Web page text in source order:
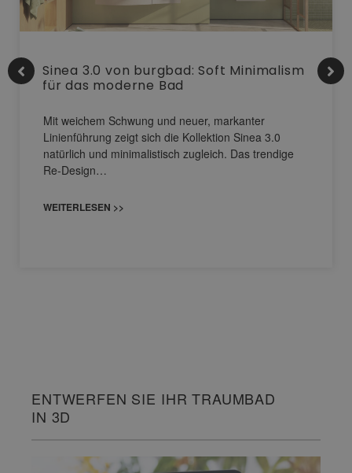
Sinea 3.0 von burgbad: Soft Minimalism
für das moderne Bad
Mit weichem Schwung und neuer, markanter
Linienführung zeigt sich die Kollektion Sinea 3.0
natürlich und minimalistisch zugleich. Das trendige
Re-Design…
WEITERLESEN >>
ENTWERFEN SIE IHR TRAUMBAD
IN 3D